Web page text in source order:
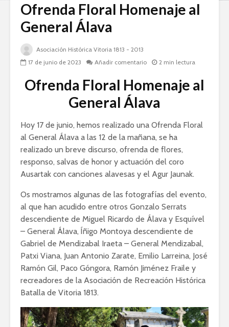
Ofrenda Floral Homenaje al
General Álava
Asociación Histórica Vitoria 1813 - 2013
17 de junio de 2023
Añadir comentario 2 min lectura
Ofrenda Floral Homenaje al
General Álava
Hoy 17 de junio, hemos realizado una Ofrenda Floral
al General Álava a las 12 de la mañana, se ha
realizado un breve discurso, ofrenda de flores,
responso, salvas de honor y actuación del coro
Ausartak con canciones alavesas y el Agur Jaunak.
Os mostramos algunas de las fotografías del evento,
al que han acudido entre otros Gonzalo Serrats
descendiente de Miguel Ricardo de Álava y Esquível
– General Álava, Íñigo Montoya descendiente de
Gabriel de Mendizabal Iraeta – General Mendizabal,
Patxi Viana, Juan Antonio Zarate, Emilio Larreina, José
Ramón Gil, Paco Góngora, Ramón Jiménez Fraile y
recreadores de la Asociación de Recreación Histórica
Batalla de Vitoria 1813.